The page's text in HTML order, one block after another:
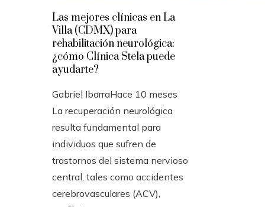
Las mejores clínicas en La
Villa (CDMX) para
rehabilitación neurológica:
¿cómo Clínica Stela puede
ayudarte?
Gabriel IbarraHace 10 meses
La recuperación neurológica
resulta fundamental para
individuos que sufren de
trastornos del sistema nervioso
central, tales como accidentes
cerebrovasculares (ACV),